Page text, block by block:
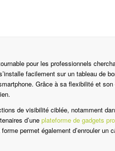
pour les professionnels
facilement sur un tableau de
Grâce à sa flexibilité et
de visibilité ciblée, notamment
d’une plateforme de gadgets
permet également d’enrouler un